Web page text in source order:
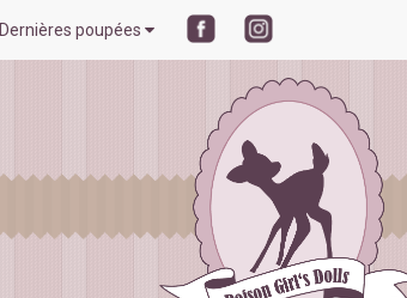
Dernières poupées